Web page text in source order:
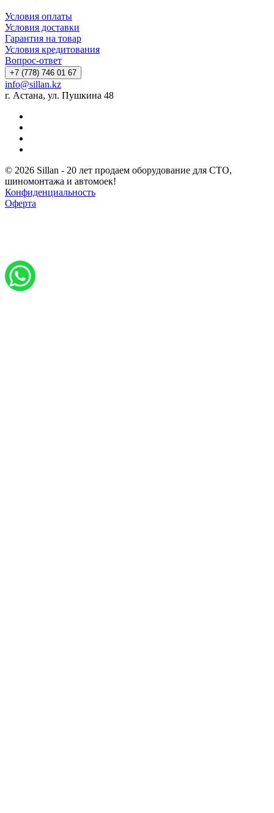
Условия оплаты
Условия доставки
Гарантия на товар
Условия кредитования
Вопрос-ответ
+7 (778) 746 01 67
info@sillan.kz
г. Астана, ул. Пушкина 48
© 2026 Sillan - 20 лет продаем оборудование для СТО,
шиномонтажа и автомоек!
Конфиденциальность
Оферта